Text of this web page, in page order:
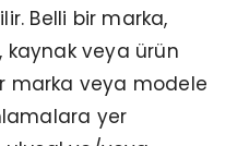
Belli bir marka,
veya ürün
marka veya modele
yer